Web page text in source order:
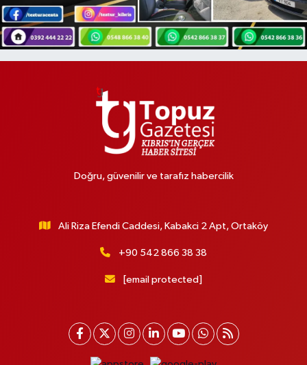
Doğru, güvenilir ve tarafız habercilik
Ali Riza Efendi Caddesi, Kabakci 2 Apt, Ortaköy
+90 542 866 38 38
[email protected]